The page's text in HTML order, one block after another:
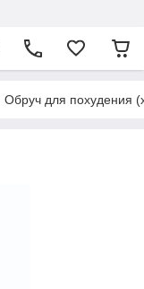
Обруч для похудения